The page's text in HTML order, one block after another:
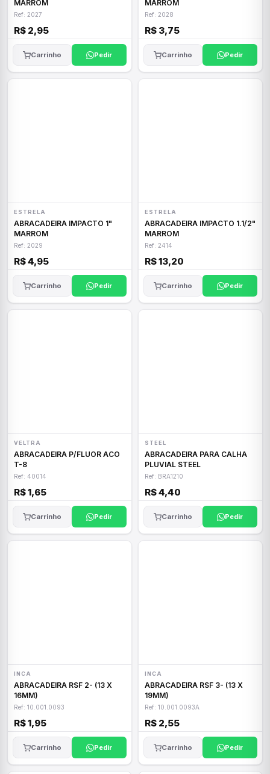
MARROM
Ref: 2027
R$ 2,95
Carrinho Pedir
MARROM
Ref: 2028
R$ 3,75
Carrinho Pedir
ESTRELA
ABRACADEIRA IMPACTO 1"
MARROM
Ref: 2029
R$ 4,95
Carrinho Pedir
ESTRELA
ABRACADEIRA IMPACTO 1.1/2"
MARROM
Ref: 2414
R$ 13,20
Carrinho Pedir
VELTRA
ABRACADEIRA P/FLUOR ACO
T-8
Ref: 40014
R$ 1,65
Carrinho Pedir
STEEL
ABRACADEIRA PARA CALHA
PLUVIAL STEEL
Ref: BRA1210
R$ 4,40
Carrinho Pedir
INCA
ABRACADEIRA RSF 2- (13 X
16MM)
Ref: 10.001.0093
R$ 1,95
Carrinho Pedir
INCA
ABRACADEIRA RSF 3- (13 X
19MM)
Ref: 10.001.0093A
R$ 2,55
Carrinho Pedir